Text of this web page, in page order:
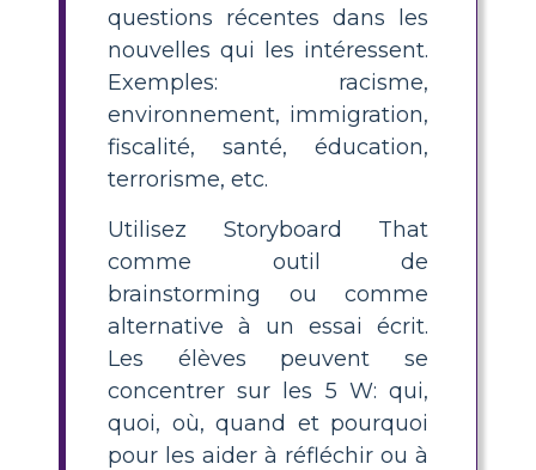
questions récentes dans les
nouvelles qui les intéressent.
Exemples: racisme,
environnement, immigration,
fiscalité, santé, éducation,
terrorisme, etc.
Utilisez Storyboard That
comme outil de
brainstorming ou comme
alternative à un essai écrit.
Les élèves peuvent se
concentrer sur les 5 W: qui,
quoi, où, quand et pourquoi
pour les aider à réfléchir ou à